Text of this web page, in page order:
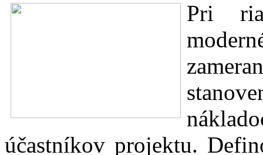
Pri
účastníkov projektu.